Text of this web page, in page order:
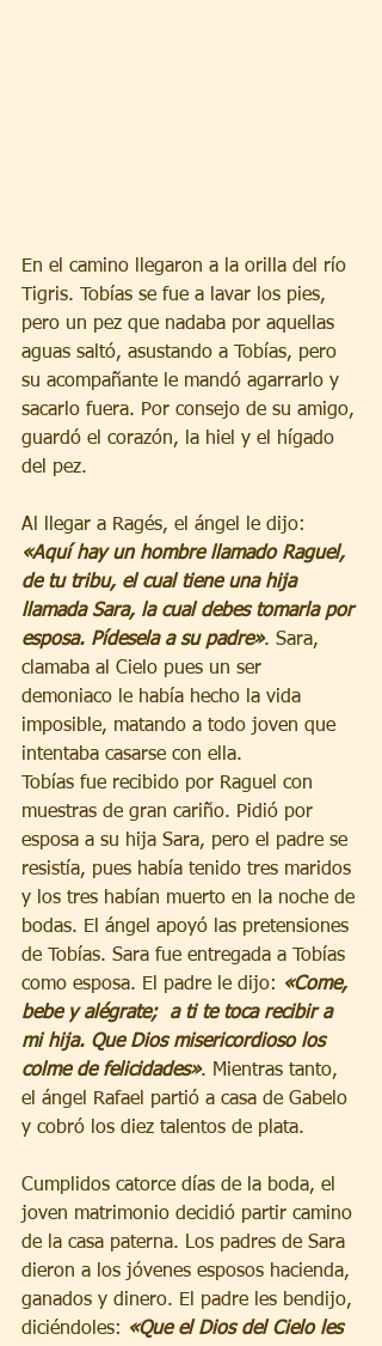
En el camino llegaron a la orilla del río
Tigris. Tobías se fue a lavar los pies,
pero un pez que nadaba por aquellas
aguas saltó, asustando a Tobías, pero
su acompañante le mandó agarrarlo y
sacarlo fuera. Por consejo de su amigo,
guardó el corazón, la hiel y el hígado
del pez.
Al llegar a Ragés, el ángel le dijo:
«Aquí hay un hombre llamado Raguel,
de tu tribu, el cual tiene una hija
llamada Sara, la cual debes tomarla por
esposa. Pídesela a su padre». Sara,
clamaba al Cielo pues un ser
demoniaco le había hecho la vida
imposible, matando a todo joven que
intentaba casarse con ella.
Tobías fue recibido por Raguel con
muestras de gran cariño. Pidió por
esposa a su hija Sara, pero el padre se
resistía, pues había tenido tres maridos
y los tres habían muerto en la noche de
bodas. El ángel apoyó las pretensiones
de Tobías. Sara fue entregada a Tobías
como esposa. El padre le dijo: «Come,
bebe y alégrate;  a ti te toca recibir a
mi hija. Que Dios misericordioso los
colme de felicidades». Mientras tanto,
el ángel Rafael partió a casa de Gabelo
y cobró los diez talentos de plata.
Cumplidos catorce días de la boda, el
joven matrimonio decidió partir camino
de la casa paterna. Los padres de Sara
dieron a los jóvenes esposos hacienda,
ganados y dinero. El padre les bendijo,
diciéndoles: «Que el Dios del Cielo les